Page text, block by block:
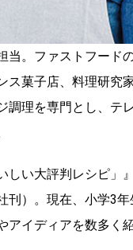
。ファストフード
菓子店、料理研究
理を専門とし、テ
しい大評判レシピ
刊）。現在、小学3
イディアを数多く紹